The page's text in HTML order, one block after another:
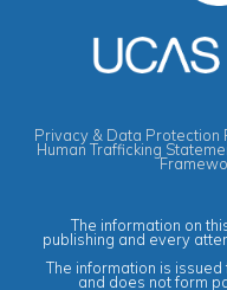
Privacy & Data Protection
Human Trafficking
The information on
publishing and every
The information is
and does not form